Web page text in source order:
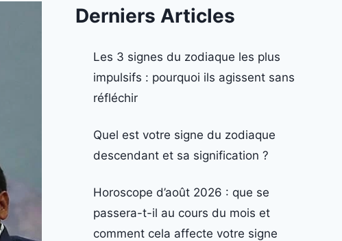
Derniers Articles
Les 3 signes du zodiaque les plus
impulsifs : pourquoi ils agissent sans
réfléchir
Quel est votre signe du zodiaque
descendant et sa signification ?
Horoscope d’août 2026 : que se
passera-t-il au cours du mois et
comment cela affecte votre signe